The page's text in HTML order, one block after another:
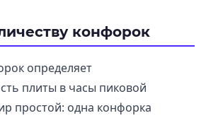
конфорок
определяет
плиты в часы пиковой
простой: одна конфорка